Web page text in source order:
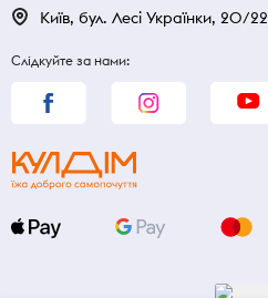
Київ, бул. Лесі Українки, 20/22
Слідкуйте за нами: